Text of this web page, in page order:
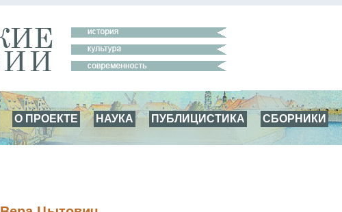
О ПРОЕКТЕ НАУКА ПУБЛИЦИСТИКА СБОРНИКИ